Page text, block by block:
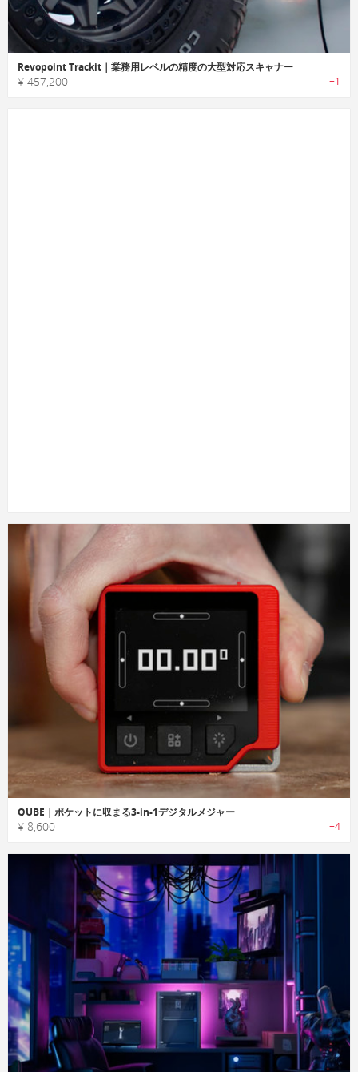
Revopoint Trackit｜業務用レベルの精度の大型対応スキャナー
¥ 457,200 +1
QUBE｜ポケットに収まる3-in-1デジタルメジャー
¥ 8,600 +4